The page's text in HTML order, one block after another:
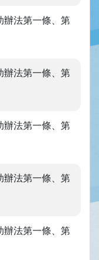
辦法第一條、第
辦法第一條、第
辦法第一條、第
辦法第一條、第
辦法第一條、第